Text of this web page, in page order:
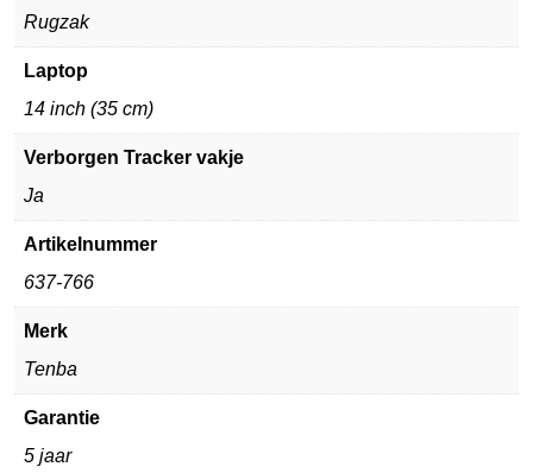
Rugzak
Laptop
14 inch (35 cm)
Verborgen Tracker vakje
Ja
Artikelnummer
637-766
Merk
Tenba
Garantie
5 jaar